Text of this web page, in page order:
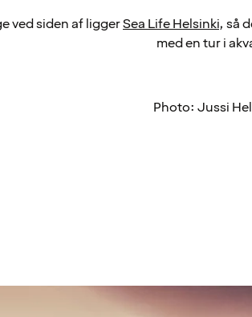
ved siden af liggerSea Life Helsinki, så
med en tur i
Photo: Jussi